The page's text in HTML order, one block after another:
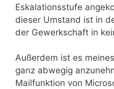
Eskalationsstufe
dieser Umstand ist in
der Gewerkschaft in
Außerdem ist es
ganz abwegig
Mailfunktion von